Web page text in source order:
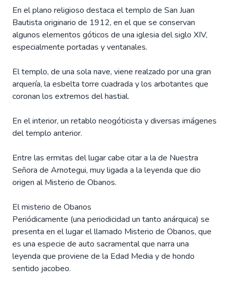
En el plano religioso destaca el templo de San Juan
Bautista originario de 1912, en el que se conservan
algunos elementos góticos de una iglesia del siglo XIV,
especialmente portadas y ventanales.
El templo, de una sola nave, viene realzado por una gran
arquería, la esbelta torre cuadrada y los arbotantes que
coronan los extremos del hastial.
En el interior, un retablo neogóticista y diversas imágenes
del templo anterior.
Entre las ermitas del lugar cabe citar a la de Nuestra
Señora de Arnotegui, muy ligada a la leyenda que dio
origen al Misterio de Obanos.
El misterio de Obanos
Periódicamente (una periodicidad un tanto anárquica) se
presenta en el lugar el llamado Misterio de Obanos, que
es una especie de auto sacramental que narra una
leyenda que proviene de la Edad Media y de hondo
sentido jacobeo.